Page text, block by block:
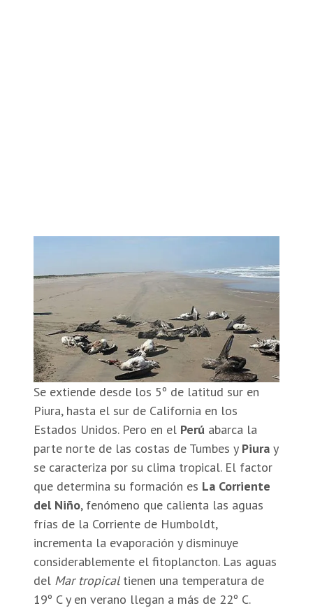
Se extiende desde los 5º de latitud sur en
Piura, hasta el sur de California en los
Estados Unidos. Pero en el Perú abarca la
parte norte de las costas de Tumbes y Piura y
se caracteriza por su clima tropical. El factor
que determina su formación es La Corriente
del Niño, fenómeno que calienta las aguas
frías de la Corriente de Humboldt,
incrementa la evaporación y disminuye
considerablemente el fitoplancton. Las aguas
del Mar tropicaltienen una temperatura de
19º C y en verano llegan a más de 22º C.